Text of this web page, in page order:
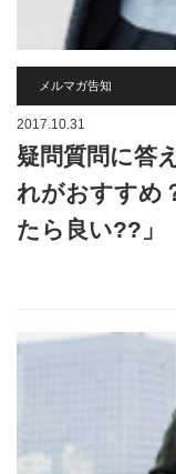
メルマガ告知
2017.10.31
疑問質問に答
れがおすすめ
たら良い??」